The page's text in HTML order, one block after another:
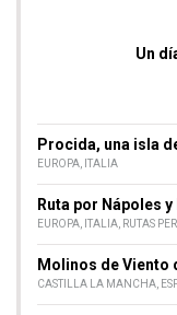
Un
Procida, una isla
EUROPA, ITALIA
Ruta por Nápoles
EUROPA, ITALIA, RUTAS
Molinos de Viento
CASTILLA LA MANCHA,